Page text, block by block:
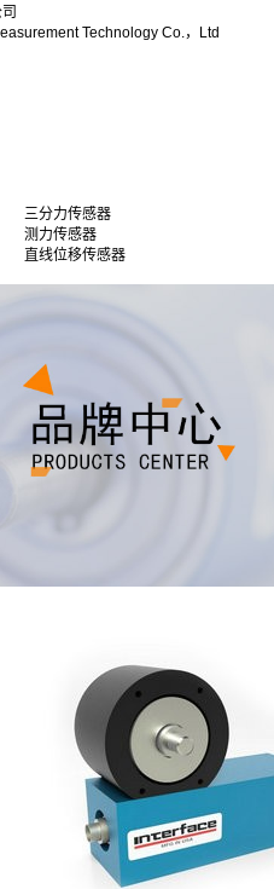
Technology Co.，Ltd
三分力传感器
测力传感器
直线位移传感器